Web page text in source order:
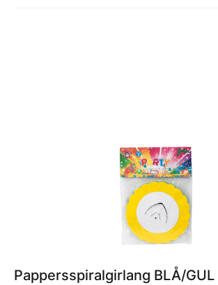
Pappersspiralgirlang BLÅ/GUL